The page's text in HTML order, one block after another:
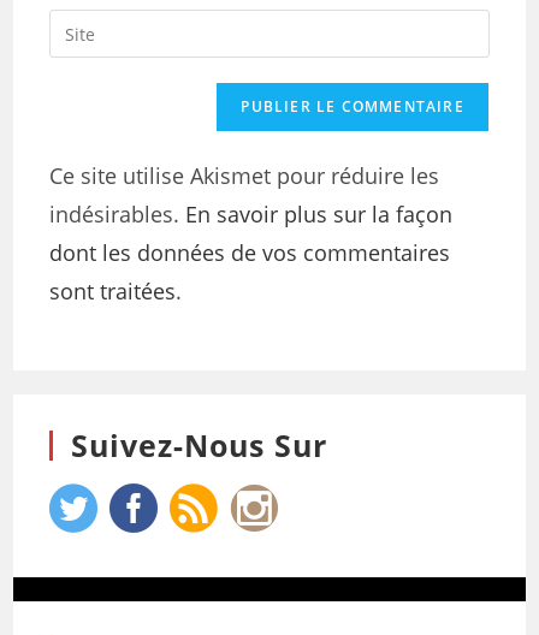
Ce site utilise Akismet pour réduire les
indésirables. En savoir plus sur la façon
dont les données de vos commentaires
sont traitées.
Suivez-Nous Sur